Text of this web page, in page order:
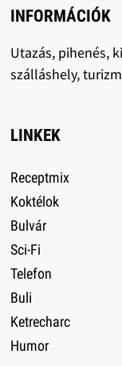
INFORMÁCIÓK
Utazás, pihenés,
szálláshely,
LINKEK
Receptmix
Koktélok
Bulvár
Sci-Fi
Telefon
Buli
Ketrecharc
Humor